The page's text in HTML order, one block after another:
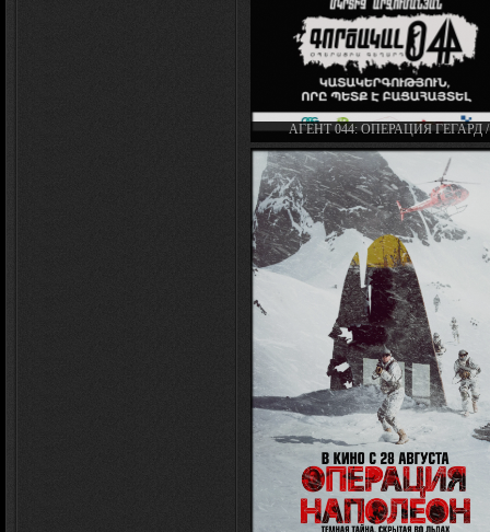
АГЕНТ 044: ОПЕРАЦИЯ ГЕГАРД /
ԳՈՐԾԱԿԱԼ 044։ ՕՊԵՐԱՑԻԱ
(2018)